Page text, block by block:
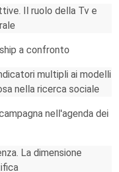
Il ruolo della Tv e
a confronto
multipli ai modelli
nella ricerca sociale
nell'agenda dei
La dimensione